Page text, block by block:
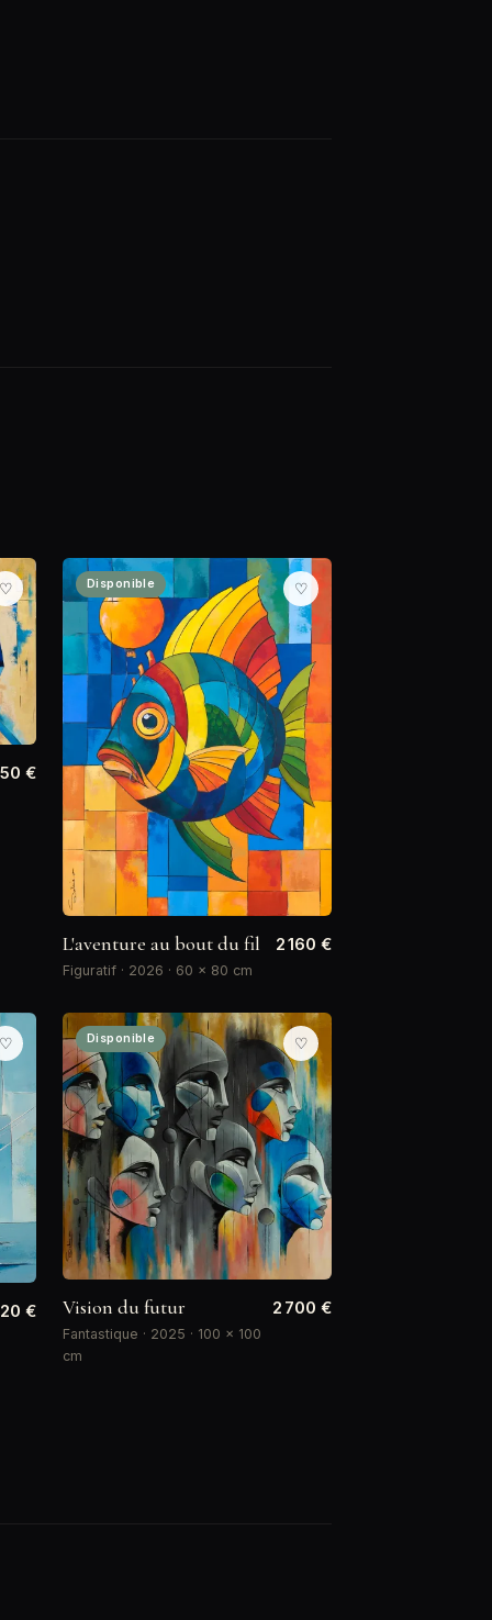
€
Disponible ♡
L'aventure au bout du fil
Figuratif · 2026 · 60 × 80 cm
2 160 €
€
Disponible ♡
Vision du futur
Fantastique · 2025 · 100 × 100
cm
2 700 €